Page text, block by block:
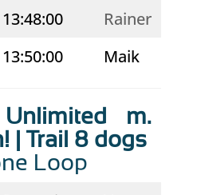
13:48:00
Rainer
13:50:00 Maik
– m.
| Trail 8 dogs
Loop